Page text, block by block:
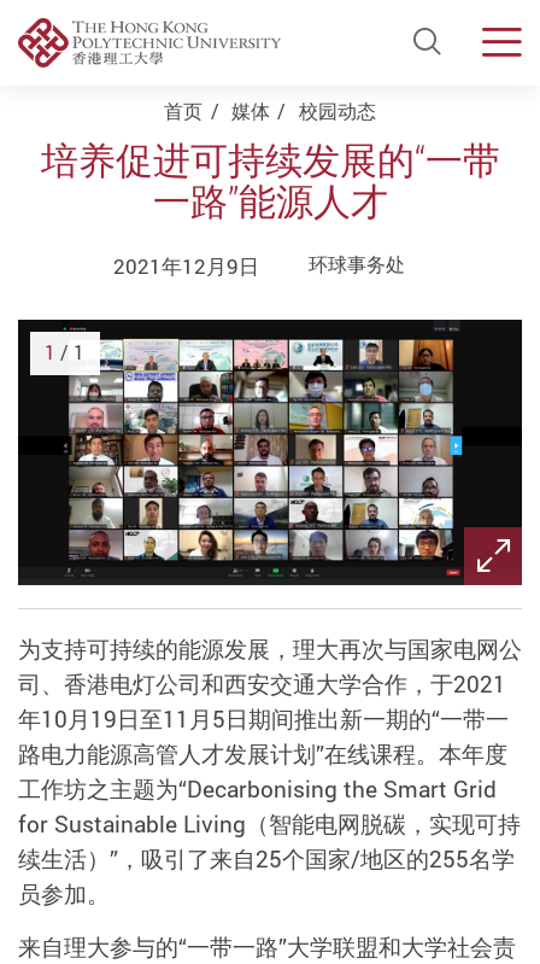
Open
Start main content
首页 媒体 校园动态
培养促进可持续发展的“一带
一路”能源人才
2021年12月9日 环球事务处
1 / 1
为支持可持续的能源发展，理大再次与国家电网公
司、香港电灯公司和西安交通大学合作，于2021
年10月19日至11月5日期间推出新一期的“一带一
路电力能源高管人才发展计划”在线课程。本年度
工作坊之主题为“Decarbonising the Smart Grid
for Sustainable Living（智能电网脱碳，实现可持
续生活）”，吸引了来自25个国家/地区的255名学
员参加。
来自理大参与的“一带一路”大学联盟和大学社会责